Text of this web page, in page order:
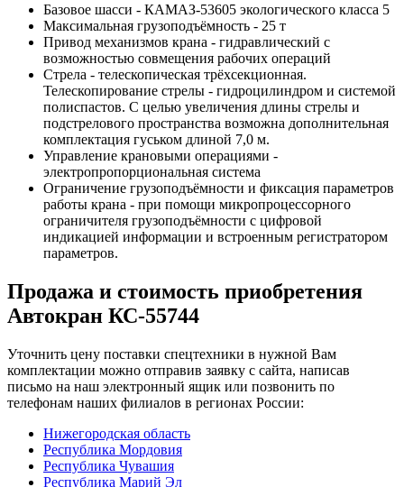
Базовое шасси - КАМАЗ-53605 экологического класса 5
Максимальная грузоподъёмность - 25 т
Привод механизмов крана - гидравлический с
возможностью совмещения рабочих операций
Стрела - телескопическая трёхсекционная.
Телескопирование стрелы - гидроцилиндром и системой
полиспастов. С целью увеличения длины стрелы и
подстрелового пространства возможна дополнительная
комплектация гуськом длиной 7,0 м.
Управление крановыми операциями -
электропропорциональная система
Ограничение грузоподъёмности и фиксация параметров
работы крана - при помощи микропроцессорного
ограничителя грузоподъёмности с цифровой
индикацией информации и встроенным регистратором
параметров.
Продажа и cтоимость приобретения
Автокран КС-55744
Уточнить цену поставки спецтехники в нужной Вам
комплектации можно отправив заявку с сайта, написав
письмо на наш электронный ящик или позвонить по
телефонам наших филиалов в регионах России:
Нижегородская область
Республика Мордовия
Республика Чувашия
Республика Марий Эл